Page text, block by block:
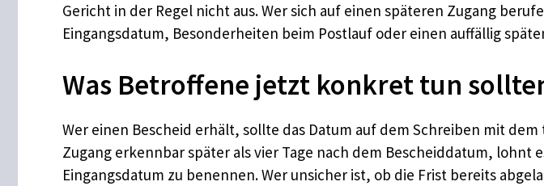
Gericht in der Regel nicht aus. Wer sich auf einen späteren Zugang
Eingangsdatum, Besonderheiten beim Postlauf oder einen auffällig
Was Betroffene jetzt konkret tun
Wer einen Bescheid erhält, sollte das Datum auf dem Schreiben mit
Zugang erkennbar später als vier Tage nach dem Bescheiddatum, lohnt
Eingangsdatum zu benennen. Wer unsicher ist, ob die Frist bereits